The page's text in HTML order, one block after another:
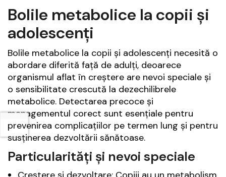
Bolile metabolice la copii și
adolescenți
Bolile metabolice la copii și adolescenți necesită o
abordare diferită față de adulți, deoarece
organismul aflat în creștere are nevoi speciale și
o sensibilitate crescută la dezechilibrele
metabolice. Detectarea precoce și
managementul corect sunt esențiale pentru
prevenirea complicațiilor pe termen lung și pentru
susținerea dezvoltării sănătoase.
Particularități și nevoi speciale